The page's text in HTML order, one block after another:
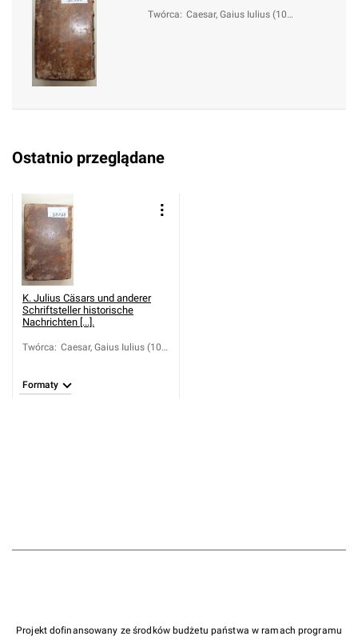
Twórca: Caesar, Gaius Iulius (100-
Ostatnio przeglądane
K. Julius Cäsars und anderer
Schriftsteller historische
Nachrichten [...].
Twórca: Caesar, Gaius Iulius (100-
Formaty
Projekt dofinansowany ze środków budżetu państwa w ramach programu